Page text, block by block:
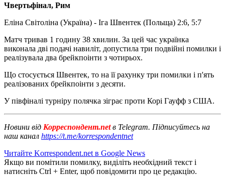
Чвертьфінал, Рим
Еліна Світоліна (Україна) - Іга Швентек (Польща) 2:6, 5:7
Матч тривав 1 годину 38 хвилин. За цей час українка
виконала дві подачі навиліт, допустила три подвійні помилки і
реалізувала два брейкпоінти з чотирьох.
Що стосується Швентек, то на її рахунку три помилки і п'ять
реалізованих брейкпоінти з десяти.
У півфіналі турніру полячка зіграє проти Корі Гауфф з США.
Новини від Корреспондент.netв Telegram. Підписуйтесь на
наш канал https://t.me/korrespondentnet
Читайте Korrespondent.net в Google News
Якщо ви помітили помилку, виділіть необхідний текст і
натисніть Ctrl + Enter, щоб повідомити про це редакцію.